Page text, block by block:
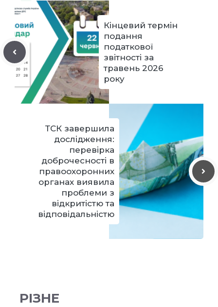
Кінцевий термін
подання
податкової
звітності за
травень 2026
року
ТСК завершила
дослідження:
перевірка
доброчесності в
правоохоронних
органах виявила
проблеми з
відкритістю та
відповідальністю
РІЗНЕ